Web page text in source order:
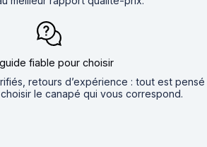
fiable pour choisir
retours d’expérience : tout est pensé
le canapé qui vous correspond.